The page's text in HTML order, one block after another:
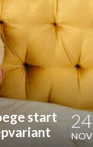
start
24
NOV